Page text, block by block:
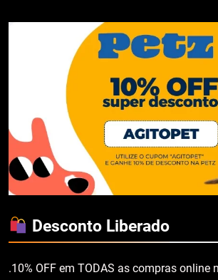
Desconto Liberado
.10% OFF em TODAS as compras online